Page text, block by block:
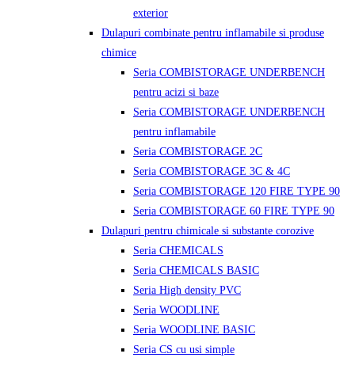
exterior
Dulapuri combinate pentru inflamabile si produse
chimice
Seria COMBISTORAGE UNDERBENCH
pentru acizi si baze
Seria COMBISTORAGE UNDERBENCH
pentru inflamabile
Seria COMBISTORAGE 2C
Seria COMBISTORAGE 3C & 4C
Seria COMBISTORAGE 120 FIRE TYPE 90
Seria COMBISTORAGE 60 FIRE TYPE 90
Dulapuri pentru chimicale si substante corozive
Seria CHEMICALS
Seria CHEMICALS BASIC
Seria High density PVC
Seria WOODLINE
Seria WOODLINE BASIC
Seria CS cu usi simple